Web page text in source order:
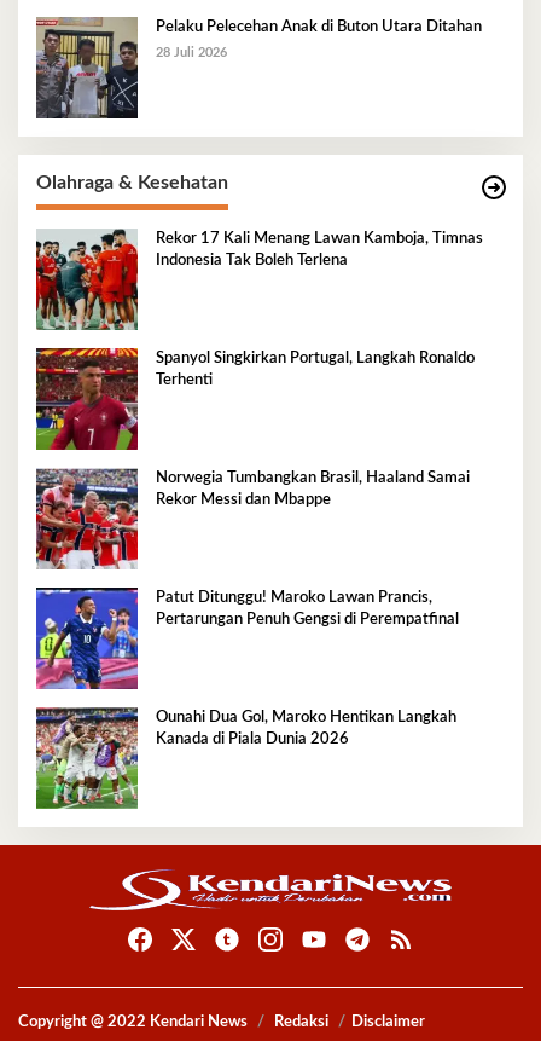
Pelaku Pelecehan Anak di Buton Utara Ditahan
28 Juli 2026
Olahraga & Kesehatan
Rekor 17 Kali Menang Lawan Kamboja, Timnas
Indonesia Tak Boleh Terlena
Spanyol Singkirkan Portugal, Langkah Ronaldo
Terhenti
Norwegia Tumbangkan Brasil, Haaland Samai
Rekor Messi dan Mbappe
Patut Ditunggu! Maroko Lawan Prancis,
Pertarungan Penuh Gengsi di Perempatfinal
Ounahi Dua Gol, Maroko Hentikan Langkah
Kanada di Piala Dunia 2026
Copyright @ 2022 Kendari News Redaksi Disclaimer